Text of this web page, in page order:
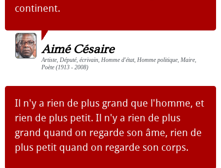
continent.
Aimé Césaire
Artiste, Député, écrivain, Homme d'état, Homme politique, Maire,
Poète (1913 - 2008)
Il n'y a rien de plus grand que l'homme, et
rien de plus petit. Il n'y a rien de plus
grand quand on regarde son âme, rien de
plus petit quand on regarde son corps.